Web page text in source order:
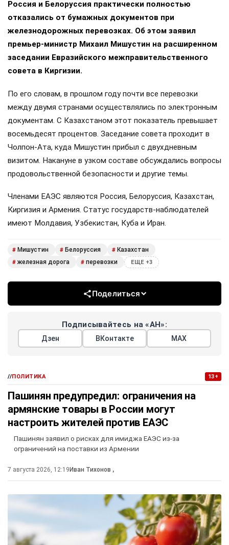
Россия и Белоруссия практически полностью
отказались от бумажных документов при
железнодорожных перевозках. Об этом заявил
премьер-министр Михаил Мишустин на расширенном
заседании Евразийского межправительственного
совета в Киргизии.
По его словам, в прошлом году почти все перевозки
между двумя странами осуществлялись по электронным
документам. С Казахстаном этот показатель превышает
восемьдесят процентов. Заседание совета проходит в
Чолпон-Ата, куда Мишустин прибыл с двухдневным
визитом. Накануне в узком составе обсуждались вопросы
продовольственной безопасности и другие темы.
Членами ЕАЭС являются Россия, Белоруссия, Казахстан,
Киргизия и Армения. Статус государств-наблюдателей
имеют Молдавия, Узбекистан, Куба и Иран.
# Мишустин # Белоруссия # Казахстан
# железная дорога # перевозки ЕЩЕ +3
Поделиться
Подписывайтесь на «АН»:
Дзен ВКонтакте МАХ
//ПОЛИТИКА 13+
Пашинян предупредил: ограничения на
армянские товары в России могут
настроить жителей против ЕАЭС
Пашинян заявил о рисках для имиджа ЕАЭС из-за
ограничений на поставки из Армении
7 августа 2026, 12:19 Иван Тихонов ,